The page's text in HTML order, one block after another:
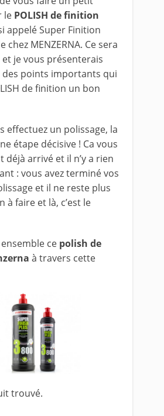
le POLISH de finition
appeléSuper Finition
chez MENZERNA. Ce sera
et je vous présenterais
des points importants qui
de finition un bon
effectuez un polissage, la
étape décisive ! Ca vous
déjà arrivé et il n’y a rien
: vous avez terminé vos
et il ne reste plus
à faire et là, c’est le
ce polish de
à travers cette
trouvé.